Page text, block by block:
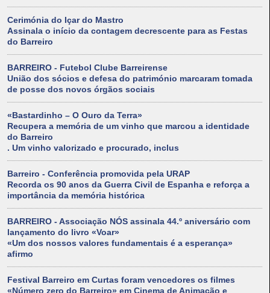
Cerimónia do Içar do Mastro
Assinala o início da contagem decrescente para as Festas
do Barreiro
BARREIRO - Futebol Clube Barreirense
União dos sócios e defesa do património marcaram tomada
de posse dos novos órgãos sociais
«Bastardinho – O Ouro da Terra»
Recupera a memória de um vinho que marcou a identidade
do Barreiro
. Um vinho valorizado e procurado, inclus
Barreiro - Conferência promovida pela URAP
Recorda os 90 anos da Guerra Civil de Espanha e reforça a
importância da memória histórica
BARREIRO - Associação NÓS assinala 44.º aniversário com
lançamento do livro «Voar»
«Um dos nossos valores fundamentais é a esperança»
afirmo
Festival Barreiro em Curtas foram vencedores os filmes
«Número zero do Barreiro» em Cinema de Animação e